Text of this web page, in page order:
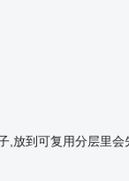
,放到可复用分层里